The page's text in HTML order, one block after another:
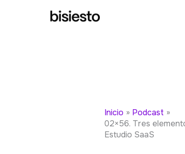
Inicio
Podcast
02×56. Tres
Estudio SaaS